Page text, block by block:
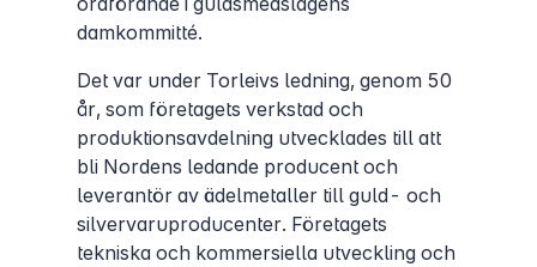
damkommitté.
Det var under Torleivs ledning, genom 50
år, som företagets verkstad och
produktionsavdelning utvecklades till att
bli Nordens ledande producent och
leverantör av ädelmetaller till guld- och
silvervaruproducenter. Företagets
tekniska och kommersiella utveckling och